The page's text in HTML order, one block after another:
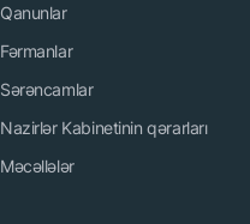
Qanunlar
Fərmanlar
Sərəncamlar
Nazirlər Kabinetinin qərarları
Məcəllələr